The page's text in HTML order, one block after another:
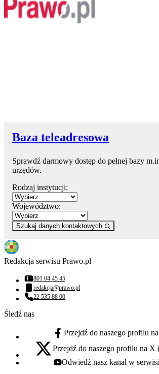
Baza teleadresowa
Sprawdź darmowy dostęp do pełnej bazy
urzędów.
Rodzaj instytucji:
Województwo:
Szukaj danych kontaktowych
Redakcja serwisu Prawo.pl
Numer telefonu:
801 04 45 45
Adres email:
redakcja@prawo.pl
Numer telefonu:
22 535 88 00
Śledź nas
facebook - otwiera się w nowej karcie
Przejdź do naszego profilu
x - otwiera się w nowej karcie
Przejdź do naszego profilu na
youtube - otwiera się w nowej karcie
Odwiedź nasz kanał w